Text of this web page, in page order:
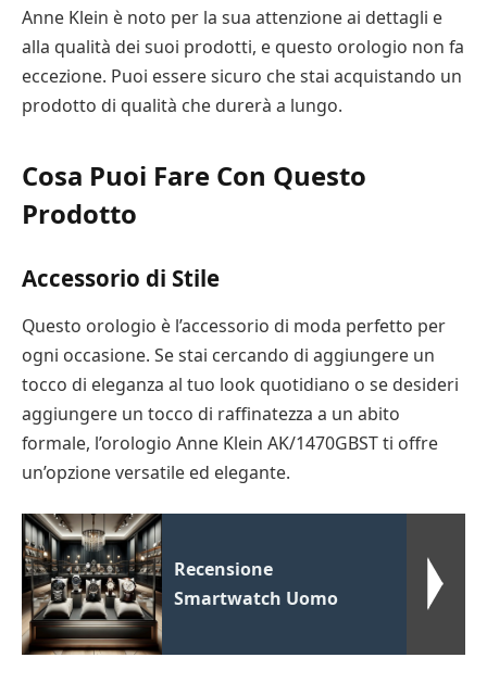
Anne Klein è noto per la sua attenzione ai dettagli e
alla qualità dei suoi prodotti, e questo orologio non fa
eccezione. Puoi essere sicuro che stai acquistando un
prodotto di qualità che durerà a lungo.
Cosa Puoi Fare Con Questo
Prodotto
Accessorio di Stile
Questo orologio è l’accessorio di moda perfetto per
ogni occasione. Se stai cercando di aggiungere un
tocco di eleganza al tuo look quotidiano o se desideri
aggiungere un tocco di raffinatezza a un abito
formale, l’orologio Anne Klein AK/1470GBST ti offre
un’opzione versatile ed elegante.
Recensione
Smartwatch Uomo